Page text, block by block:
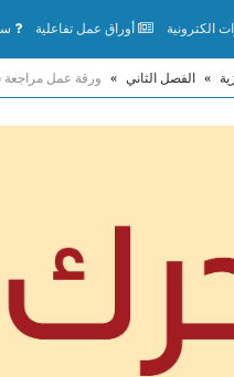
الكترونية أوراق عمل تفاعلية
» الفصل الثاني » ورقة عمل مراجعة units 14 & 15 اللغة الإنجليزية الصف الأول الفصل الثاني